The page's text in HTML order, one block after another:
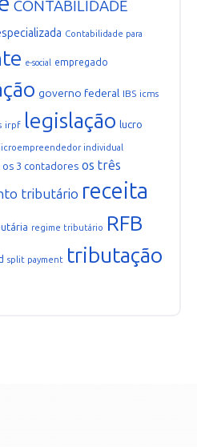
CONTABILIDADE
Contabilidade para
e-social empregado
governo federal IBS icms
irpf legislação lucro
individual
os 3 contadores os três
tributário receita
regime tributário RFB
split payment tributação